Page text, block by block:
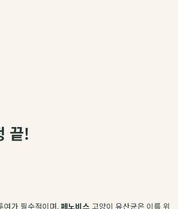
끝!
여가 필수적이며, 페노비스 고양이 유산균은 이를 위